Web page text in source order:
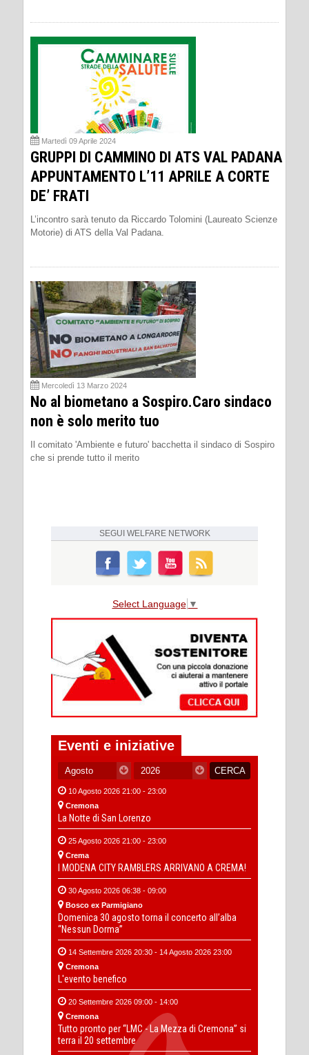
Martedì 09 Aprile 2024
GRUPPI DI CAMMINO DI ATS VAL PADANA
APPUNTAMENTO L’11 APRILE A CORTE
DE’ FRATI
L’incontro sarà tenuto da Riccardo Tolomini (Laureato Scienze
Motorie) di ATS della Val Padana.
Mercoledì 13 Marzo 2024
No al biometano a Sospiro.Caro sindaco
non è solo merito tuo
Il comitato 'Ambiente e futuro' bacchetta il sindaco di Sospiro
che si prende tutto il merito
SEGUI WELFARE NETWORK
Select Language ▼
Eventi e iniziative
10 Agosto 2026 21:00 - 23:00
Cremona
La Notte di San Lorenzo
25 Agosto 2026 21:00 - 23:00
Crema
I MODENA CITY RAMBLERS ARRIVANO A CREMA!
30 Agosto 2026 06:38 - 09:00
Bosco ex Parmigiano
Domenica 30 agosto torna il concerto all’alba
“Nessun Dorma”
14 Settembre 2026 20:30 - 14 Agosto 2026 23:00
Cremona
L'evento benefico
20 Settembre 2026 09:00 - 14:00
Cremona
Tutto pronto per “LMC - La Mezza di Cremona” si
terra il 20 settembre